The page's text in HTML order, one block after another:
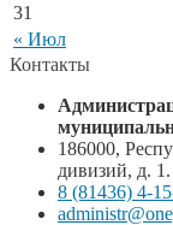
« Июл
31
Контакты
186000,
дивизий, д. 1.
8 (81436) 4-